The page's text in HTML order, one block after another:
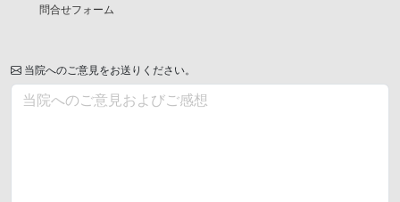
問合せフォーム
当院へのご意見をお送りください。